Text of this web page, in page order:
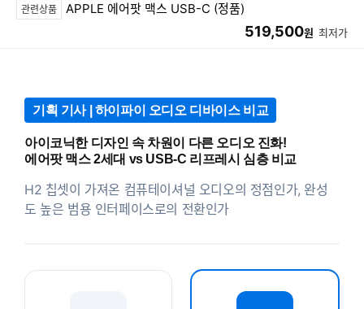
관련상품 APPLE 에어팟 맥스 USB-C (정품)
519,500원 최저가
기획 기사 | 하이파이 오디오 디바이스 비교
아이코닉한 디자인 속 차원이 다른 오디오 진화!
에어팟 맥스 2세대 vs USB-C 리프레시 심층 비교
H2 칩셋이 가져온 컴퓨테이셔널 오디오의 정점인가, 완성
도 높은 범용 인터페이스로의 전환인가